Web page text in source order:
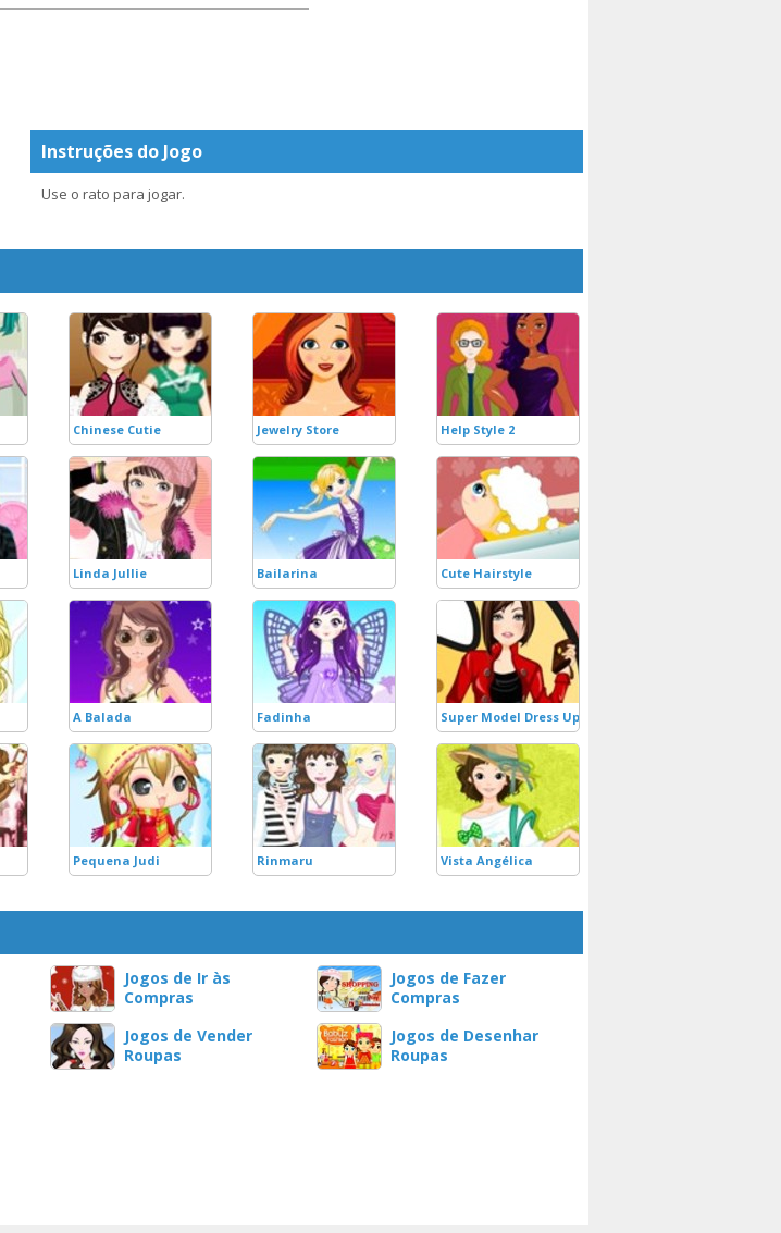
Instruções do Jogo
Use o rato para jogar.
Chinese Cutie Jewelry Store Help Style 2
Linda Jullie Bailarina Cute Hairstyle
A Balada Fadinha Super Model Dress Up
Pequena Judi Rinmaru Vista Angélica
Jogos de Ir às
Compras
Jogos de Fazer
Compras
Jogos de Vender
Roupas
Jogos de Desenhar
Roupas